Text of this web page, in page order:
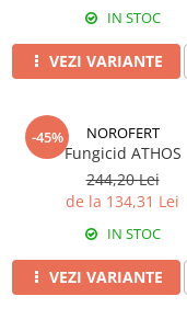
Fungicide
Biostimulatori
Fertilizanți foliari
Adjuvanți
CITRICE
Fertilizanți foliari
COACĂZ
Erbicide
Insecticide
Fertilizanți foliari
Insecticide
Fertilizanti foliari
Tratament semințe
Fungicide
Insecticide
IN STOC
VEZI VARIANTE
-45% NOROFERT
Fungicid ATHOS
244,20 Lei
de la 134,31 Lei
IN STOC
VEZI VARIANTE